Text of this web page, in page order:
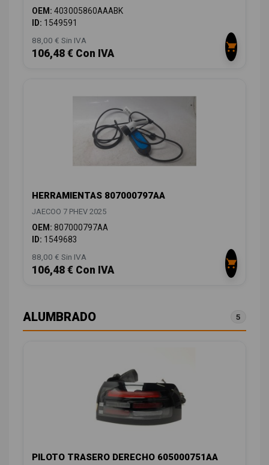
OEM: 403005860AAABK
ID: 1549591
88,00 € Sin IVA
106,48 € Con IVA
HERRAMIENTAS 807000797AA
JAECOO 7 PHEV 2025
OEM: 807000797AA
ID: 1549683
88,00 € Sin IVA
106,48 € Con IVA
ALUMBRADO 5
PILOTO TRASERO DERECHO 605000751AA